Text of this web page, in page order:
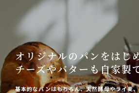
オリジナルのパンをはじ
チーズやバターも自家製
基本的なパンはもちろん、天然酵母やライ麦、